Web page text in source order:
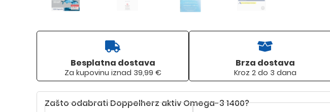
Besplatna dostava
Za kupovinu iznad 39,99 €
Brza dostava
Kroz 2 do 3 dana
Zašto odabrati Doppelherz aktiv Omega-3 1400?